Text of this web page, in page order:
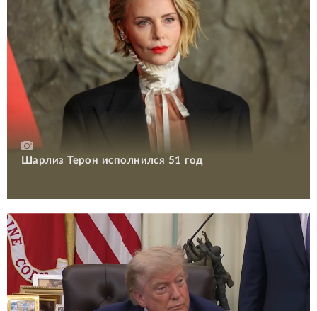
Шарлиз Терон исполнился 51 год